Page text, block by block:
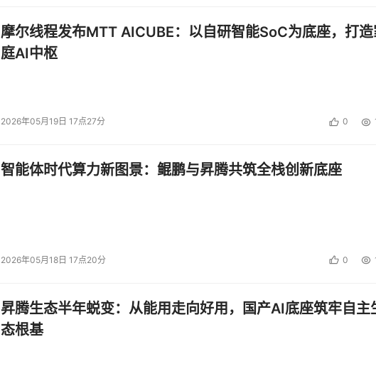
摩尔线程发布MTT AICUBE：以自研智能SoC为底座，打
庭AI中枢
2026年05月19日 17点27分 0
智能体时代算力新图景：鲲鹏与昇腾共筑全栈创新底座
2026年05月18日 17点20分 0
昇腾生态半年蜕变：从能用走向好用，国产AI底座筑牢自主
态根基